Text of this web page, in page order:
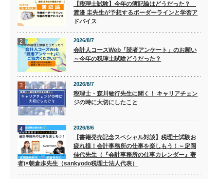
【税理士試験】今年の簿記論はどうだった？
渡邉 圭先生が予想するボーダーラインと学習ア
ドバイス
2 2026/8/7
会計人コースWeb「読者アンケート」のお願い
～今年の税理士試験どうだった？
3 2026/8/7
税理士・森川敏行先生に聞く！ キャリアチェン
ジの時に大切にしたこと
4 2026/8/6
【書籍発売記念スペシャル対談】税理士試験お
疲れ様！会計事務所の仕事を楽しもう！～定岡
佳代先生（『会計事務所の仕事カレンダー』著
者)×朝倉歩先生（sankyodo税理士法人代表）